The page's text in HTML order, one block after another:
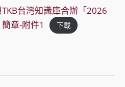
台灣知識庫合辦「2026
章-附件1
下載